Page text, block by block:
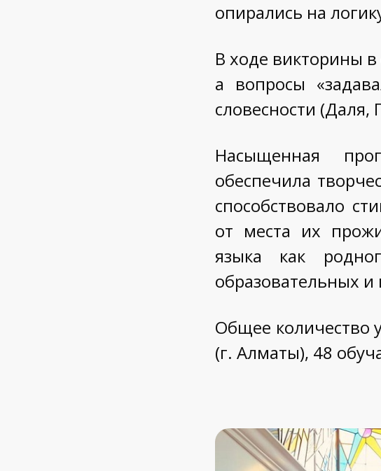
опирались на
В ходе викторины
а вопросы
словесности
Насыщенная
обеспечила
способствовало
от места их
языка как
образовательных и
Общее количество
(г. Алматы), 48